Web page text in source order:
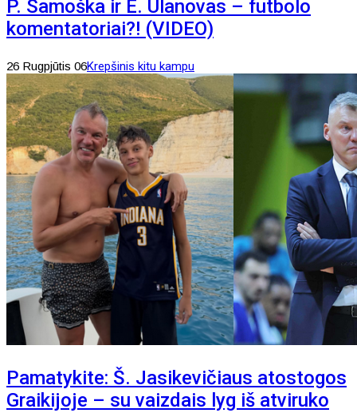
P. Samoška ir E. Ulanovas – futbolo
komentatoriai?! (VIDEO)
26 Rugpjūtis 06Krepšinis kitu kampu
Pamatykite: Š. Jasikevičiaus atostogos
Graikijoje – su vaizdais lyg iš atviruko